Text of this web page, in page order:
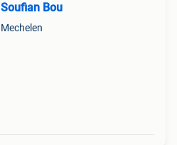
Soufian Bou
Mechelen